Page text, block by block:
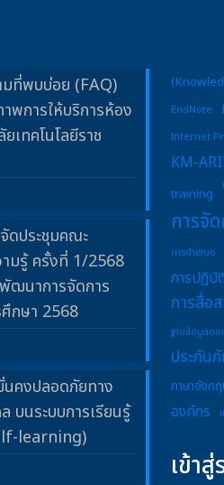
มที่พบบ่อย (FAQ)
การให้บริการห้อง
เทคโนโลยีราช
ดประชุมคณะ
มรู้ ครั้งที่ 1/2568
ฒนาการจัดการ
ศึกษา 2568
นคงปลอดภัยทาง
บนระบบการเรียนรู้
learning)
EndNote
Internet
KM-
training
การจั
การนำเสนอ
การปฏิบั
การสื่อ
ฐานข้อมูลออ
ประกัน
ภาษาอังก
องค์กร
เข้า